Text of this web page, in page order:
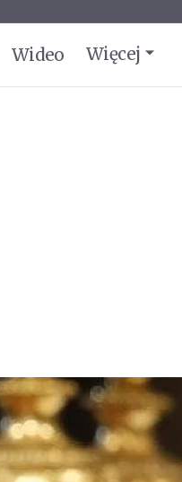
Wideo Więcej